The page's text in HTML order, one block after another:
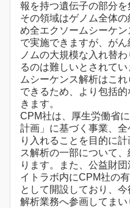
報を持つ遺伝子の部分を
その領域はゲノム全体
め全エクソームシーケ
で実施できますが、が
ノムの大規模な入れ替
るのは難しいとされて
ムシーケンス解析はこ
できるため、より包括
きます。
CPM社は、厚生労働省
計画」に基づく事業、
り入れることを目的に
ス解析の一部について
ります。また、公益財
イトラボ内にCPM社の
として開設しており、
解析業務へ参画してまい